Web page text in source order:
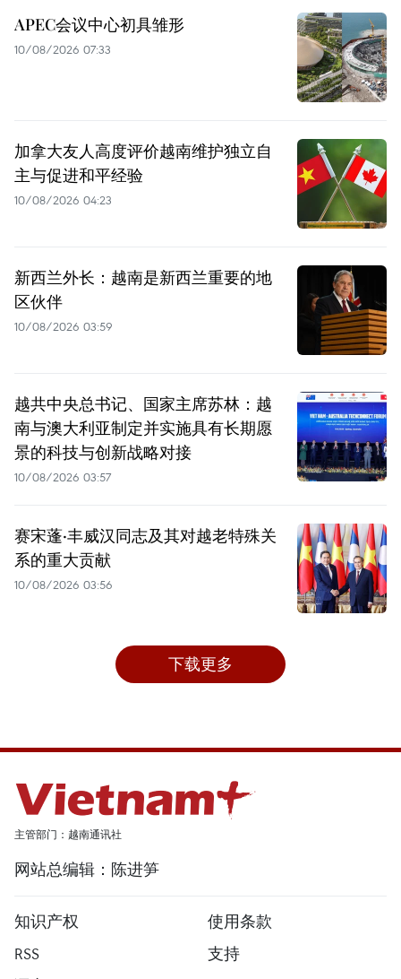
APEC会议中心初具雏形
10/08/2026 07:33
加拿大友人高度评价越南维护独立自
主与促进和平经验
10/08/2026 04:23
新西兰外长：越南是新西兰重要的地
区伙伴
10/08/2026 03:59
越共中央总书记、国家主席苏林：越
南与澳大利亚制定并实施具有长期愿
景的科技与创新战略对接
10/08/2026 03:57
赛宋蓬·丰威汉同志及其对越老特殊关
系的重大贡献
10/08/2026 03:56
下载更多
主管部门：越南通讯社
网站总编辑：陈进笋
知识产权
使用条款
RSS
支持